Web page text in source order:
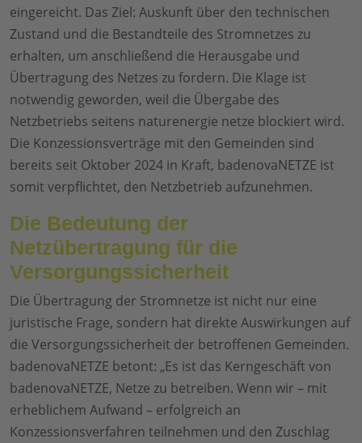
eingereicht. Das Ziel: Auskunft über den technischen
Zustand und die Bestandteile des Stromnetzes zu
erhalten, um anschließend die Herausgabe und
Übertragung des Netzes zu fordern. Die Klage ist
notwendig geworden, weil die Übergabe des
Netzbetriebs seitens naturenergie netze blockiert wird.
Die Konzessionsverträge mit den Gemeinden sind
bereits seit Oktober 2024 in Kraft, badenovaNETZE ist
somit verpflichtet, den Netzbetrieb aufzunehmen.
Die Bedeutung der
Netzübertragung für die
Versorgungssicherheit
Die Übertragung der Stromnetze ist nicht nur eine
juristische Frage, sondern hat direkte Auswirkungen auf
die Versorgungssicherheit der betroffenen Gemeinden.
badenovaNETZE betont: „Es ist das Kerngeschäft von
badenovaNETZE, Netze zu betreiben. Wenn wir – mit
erheblichem Aufwand – erfolgreich an
Konzessionsverfahren teilnehmen und den Zuschlag